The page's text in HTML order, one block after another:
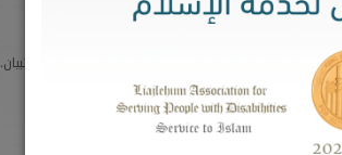
الملك فيصل لخدمة الإسلام
على جائزة الملك فيصل لخدمة الإسلام لمشروع مصحف تبيان.